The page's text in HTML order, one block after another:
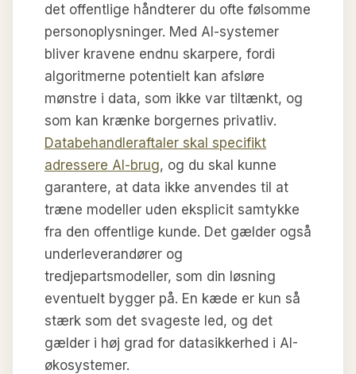
det offentlige håndterer du ofte følsomme
personoplysninger. Med AI-systemer
bliver kravene endnu skarpere, fordi
algoritmerne potentielt kan afsløre
mønstre i data, som ikke var tiltænkt, og
som kan krænke borgernes privatliv.
Databehandleraftaler skal specifikt
adressere AI-brug, og du skal kunne
garantere, at data ikke anvendes til at
træne modeller uden eksplicit samtykke
fra den offentlige kunde. Det gælder også
underleverandører og
tredjepartsmodeller, som din løsning
eventuelt bygger på. En kæde er kun så
stærk som det svageste led, og det
gælder i høj grad for datasikkerhed i AI-
økosystemer.